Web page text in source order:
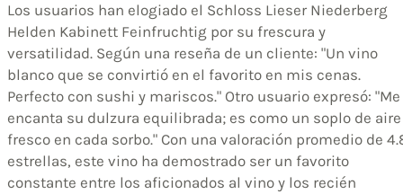
Los usuarios han elogiado el Schloss Lieser Niederberg
Helden Kabinett Feinfruchtig por su frescura y
versatilidad. Según una reseña de un cliente: "Un vino
blanco que se convirtió en el favorito en mis cenas.
Perfecto con sushi y mariscos." Otro usuario expresó: "Me
encanta su dulzura equilibrada; es como un soplo de aire
fresco en cada sorbo." Con una valoración promedio de
estrellas, este vino ha demostrado ser un favorito
constante entre los aficionados al vino y los recién